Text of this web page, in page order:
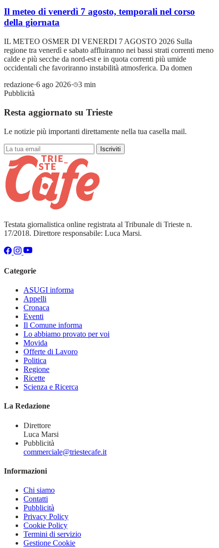
Il meteo di venerdì 7 agosto, temporali nel corso
della giornata
IL METEO OSMER DI VENERDI 7 AGOSTO 2026 Sulla
regione tra venerdì e sabato affluiranno nei bassi strati correnti meno
calde e più secche da nord-est e in quota correnti più umide
occidentali che favoriranno instabilità atmosferica. Da domen
redazione·6 ago 2026·
3 min
Pubblicità
Resta aggiornato su Trieste
Le notizie più importanti direttamente nella tua casella mail.
Iscriviti
Testata giornalistica online registrata al Tribunale di Trieste n.
17/2018. Direttore responsabile: Luca Marsi.
Categorie
ASUGI informa
Appelli
Cronaca
Eventi
Il Comune informa
Lo abbiamo provato per voi
Movida
Offerte di Lavoro
Politica
Regione
Ricette
Scienza e Ricerca
La Redazione
Direttore
Luca Marsi
Pubblicità
commerciale@triestecafe.it
Informazioni
Chi siamo
Contatti
Pubblicità
Privacy Policy
Cookie Policy
Termini di servizio
Gestione Cookie